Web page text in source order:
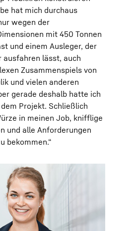
hat mich durchaus
wegen der
mit 450 Tonnen
und einem Ausleger, der
ausfahren lässt, auch
Zusammenspiels von
und vielen anderen
gerade deshalb hatte ich
Projekt. Schließlich
in meinen Job, knifflige
und alle Anforderungen
bekommen.“